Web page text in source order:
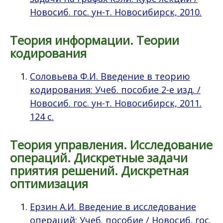
Новосиб. гос. ун-т. Новосибирск, 2010.
Теория информации. Теории
кодирования
Соловьева Ф.И. Введение в теорию
кодирования: Учеб. пособие 2-е изд. /
Новосиб. гос. ун-т. Новосибирск, 2011.
124 с.
Теория управления. Исследование
операций. Дискретные задачи
приятия решений. Дискретная
оптимизация
Ерзин А.И. Введение в исследование
операций: Учеб. пособие / Новосиб. гос.